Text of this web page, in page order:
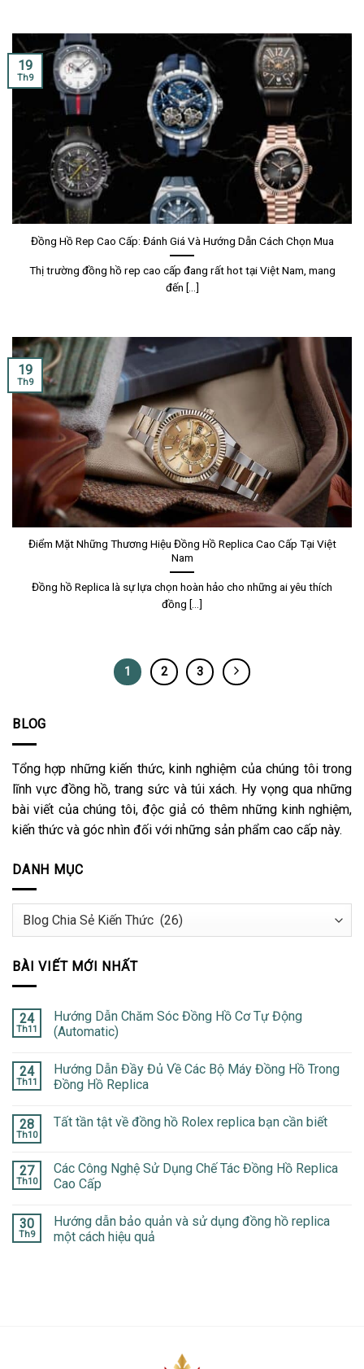
Đồng Hồ Rep Cao Cấp: Đánh Giá Và Hướng Dẫn Cách Chọn Mua
Thị trường đồng hồ rep cao cấp đang rất hot tại Việt Nam, mang
đến [...]
19
Th9
Điểm Mặt Những Thương Hiệu Đồng Hồ Replica Cao Cấp Tại Việt
Nam
Đồng hồ Replica là sự lựa chọn hoàn hảo cho những ai yêu thích
đồng [...]
19
Th9
1 2 3
BLOG
Tổng hợp những kiến thức, kinh nghiệm của chúng tôi trong
lĩnh vực đồng hồ, trang sức và túi xách. Hy vọng qua những
bài viết của chúng tôi, độc giả có thêm những kinh nghiệm,
kiến thức và góc nhìn đối với những sản phẩm cao cấp này.
DANH MỤC
Danh
BÀI VIẾT MỚI NHẤT
24
Th11
Hướng Dẫn Chăm Sóc Đồng Hồ Cơ Tự Động
(Automatic)
24
Th11
Hướng Dẫn Đầy Đủ Về Các Bộ Máy Đồng Hồ Trong
Đồng Hồ Replica
28
Th10
Tất tần tật về đồng hồ Rolex replica bạn cần biết
27
Th10
Các Công Nghệ Sử Dụng Chế Tác Đồng Hồ Replica
Cao Cấp
30
Th9
Hướng dẫn bảo quản và sử dụng đồng hồ replica
một cách hiệu quả